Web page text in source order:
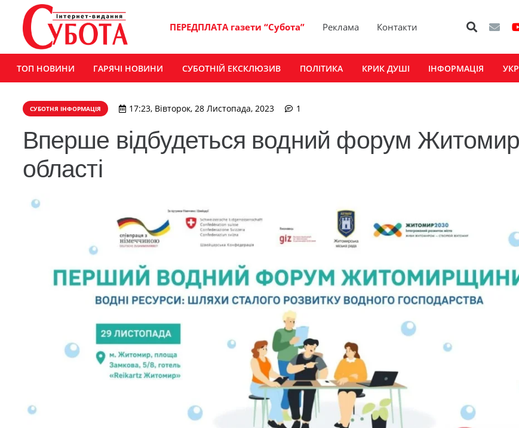
ПЕРЕДПЛАТА газети “Субота” Реклама Контакти
ТОП НОВИНИ ГАРЯЧІ НОВИНИ СУБОТНІЙ ЕКСКЛЮЗИВ ПОЛІТИКА КРИК ДУШІ ІНФОРМАЦІЯ
СУБОТНЯ ІНФОРМАЦІЯ 17:23, Вівторок, 28 Листопада, 2023 1
Вперше відбудеться водний форум
області